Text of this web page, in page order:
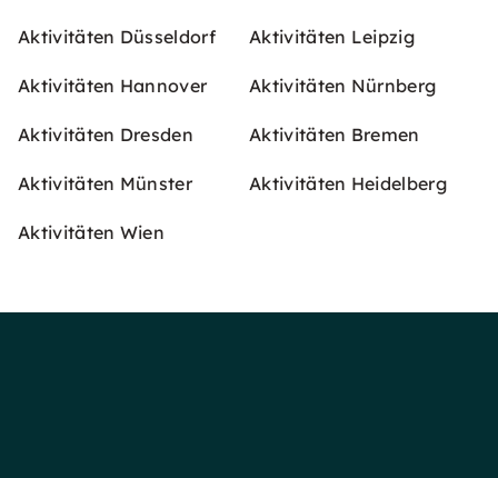
Aktivitäten Düsseldorf Aktivitäten Leipzig
Aktivitäten Hannover Aktivitäten Nürnberg
Aktivitäten Dresden Aktivitäten Bremen
Aktivitäten Münster Aktivitäten Heidelberg
Aktivitäten Wien